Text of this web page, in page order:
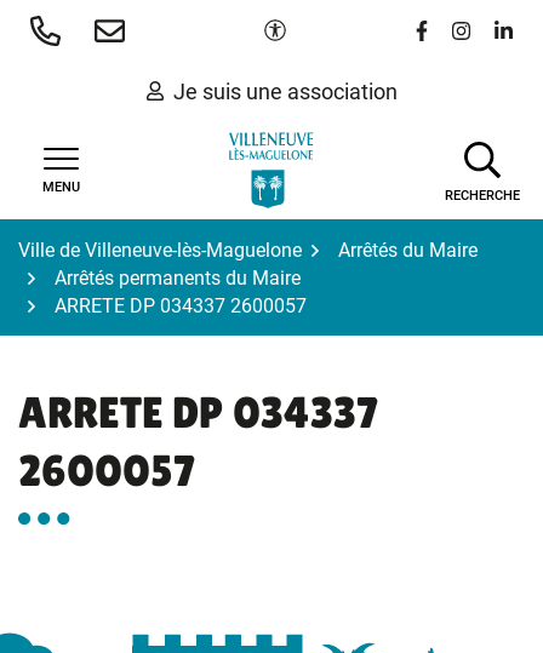
Aller
Paramètres d'accessibilité
Lien vers le
Lien vers
Lien
Je suis une association
MENU
RECHERCHE
Ville de Villeneuve-lès-Maguelone
Arrêtés du Maire
Arrêtés permanents du Maire
ARRETE DP 034337 2600057
ARRETE DP 034337
2600057